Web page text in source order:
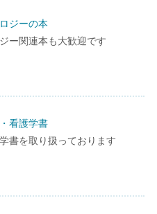
ジーの本
ー関連本も大歓迎です
看護学書
書を取り扱っております